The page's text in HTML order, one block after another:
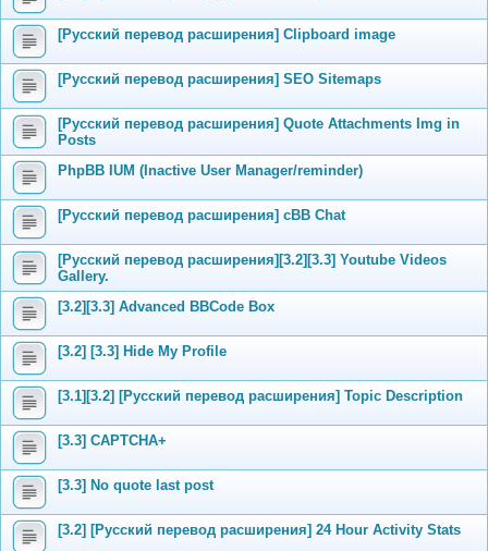
[Русский перевод расширения] Clipboard image
[Русский перевод расширения] SEO Sitemaps
[Русский перевод расширения] Quote Attachments Img in
Posts
PhpBB IUM (Inactive User Manager/reminder)
[Русский перевод расширения] cBB Chat
[Русский перевод расширения][3.2][3.3] Youtube Videos
Gallery.
[3.2][3.3] Advanced BBCode Box
[3.2] [3.3] Hide My Profile
[3.1][3.2] [Русский перевод расширения] Topic Description
[3.3] CAPTCHA+
[3.3] No quote last post
[3.2] [Русский перевод расширения] 24 Hour Activity Stats